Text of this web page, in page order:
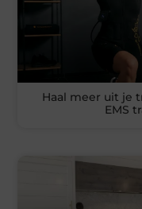
Haal meer uit je
EMS